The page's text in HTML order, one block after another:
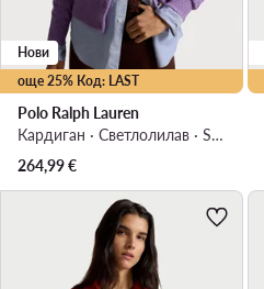
още 25% Код: LAST
Нови
Polo Ralph Lauren
Кардиган · Светлолилав · Slim Fit
264,99€